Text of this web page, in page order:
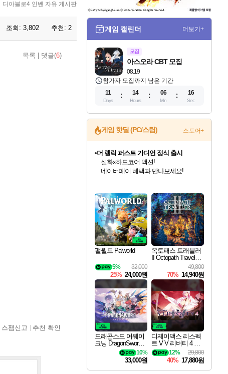
디아블로4 인벤 자유 게시판
조회: 3,802 추천: 2
목록 댓글(6)
스팸신고 추천 확인
게임 캘린더 더보기+
모집
08.19
아스오라 CBT 모집
참가자 모집까지 남은 기간
11
Days
14
Hours
06
Min
15
Sec
게임 핫딜 (PC/스팀) 스토어+
최대 90% 할인가를 만나보세요!
네이버혜택과 함께 만나보세요!
50%할인&추가 적립까지!
네이버 포인트 혜택까지!
이니&베니 혜택까지!
네이버 혜택가와 함께 예약하세요!
할인&네이버혜택으로 만나보세요!
더 렐릭 퍼스트 가디언 정식 출시
설화x하드코어 액션!
네이버페이 혜택과 만나보세요!
40주년 프로모션으로 만나보세요!
할인가에 만나보세요!
일부 에디션 상시 할인!
혜택으로 예약 판매 중
편안하게 충전하세요
팰월드 Palworld
32,000
5%
25% 24,000원
옥토패스 트래블러
II Octopath Traveler I
49,800
70% 14,940원
드래곤소드 어웨이
크닝 DragonSword A
10%
33,000원
디제이맥스 리스펙
트 V V 리버티 4 팩
DJMAX RESPECT
V V Liberty 4 Pack D
29,800
12%
40% 17,880원